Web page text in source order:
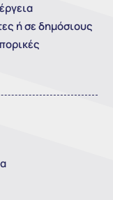
ή σε δημόσιους